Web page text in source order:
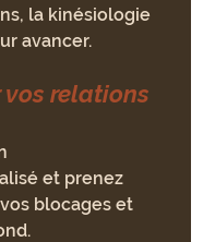
la kinésiologie
avancer.
vos relations
et prenez
blocages et